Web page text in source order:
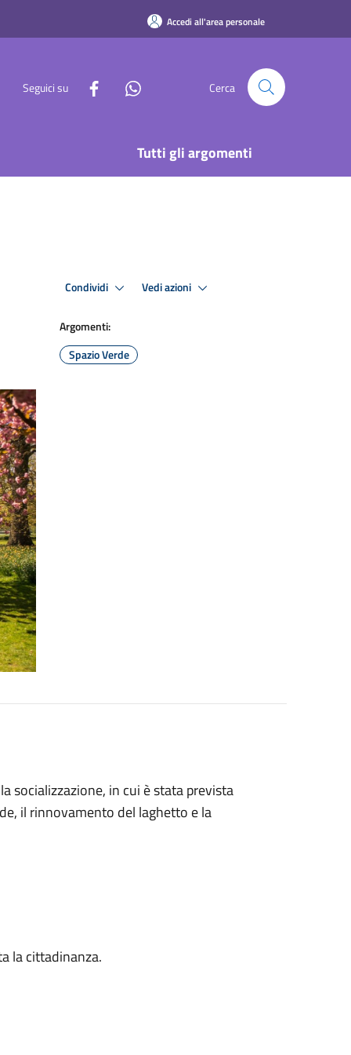
Accedi all'area personale
Seguici su Cerca
Tutti gli argomenti
Condividi Vedi azioni
Argomenti:
Spazio Verde
socializzazione, in cui è stata prevista
il rinnovamento del laghetto e la
la cittadinanza.